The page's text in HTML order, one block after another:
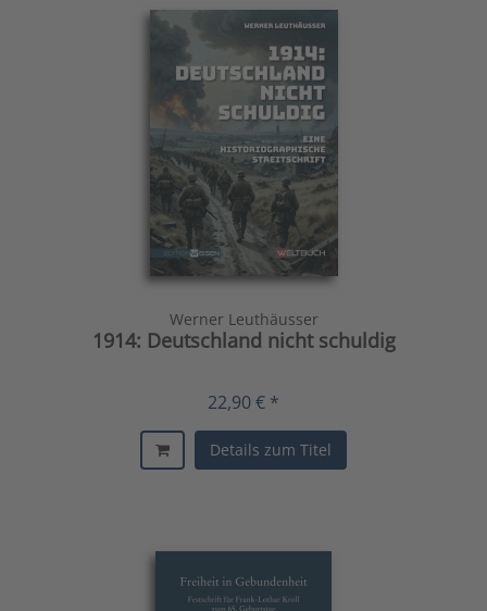
Werner Leuthäusser
1914: Deutschland nicht schuldig
22,90 € *
Details zum Titel